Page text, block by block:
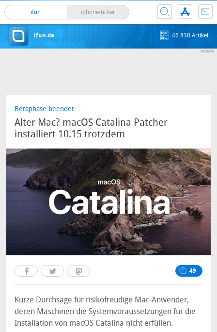
ifun iphone-ticker
ifun.de 46 830 Artikel
Betaphase beendet
Alter Mac? macOS Catalina Patcher
installiert 10.15 trotzdem
49
Kurze Durchsage für risikofreudige Mac-Anwender,
deren Maschinen die Systemvoraussetzungen für die
Installation von macOS Catalina nicht erfüllen.